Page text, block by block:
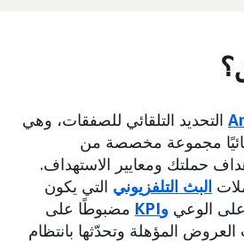
التحديد التلقائي للصفقات، وهي
مجموعة مخصصة من
حملتك ومعايير الاستهداف.
البث التلفزيوني التي يكون
الوعي وKPI
مضبوطًا على
المؤهلة وتحدّثها بانتظام